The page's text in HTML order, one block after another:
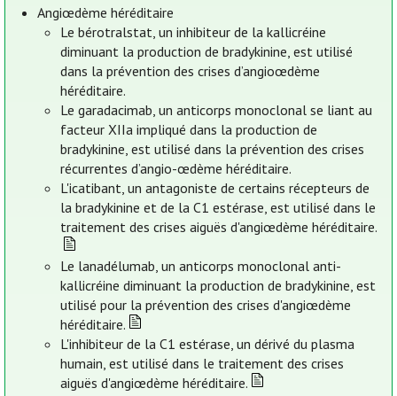
Angiœdème héréditaire
Le bérotralstat, un inhibiteur de la kallicréine
diminuant la production de bradykinine, est utilisé
dans la prévention des crises d’angioœdème
héréditaire.
Le garadacimab, un anticorps monoclonal se liant au
facteur XIIa impliqué dans la production de
bradykinine, est utilisé dans la prévention des crises
récurrentes d’angio-œdème héréditaire.
L'icatibant, un antagoniste de certains récepteurs de
la bradykinine et de la C1 estérase, est utilisé dans le
traitement des crises aiguës d'angiœdème héréditaire.
Le lanadélumab, un anticorps monoclonal anti-
kallicréine diminuant la production de bradykinine, est
utilisé pour la prévention des crises d'angiœdème
héréditaire.
L'inhibiteur de la C1 estérase, un dérivé du plasma
humain, est utilisé dans le traitement des crises
aiguës d'angiœdème héréditaire.